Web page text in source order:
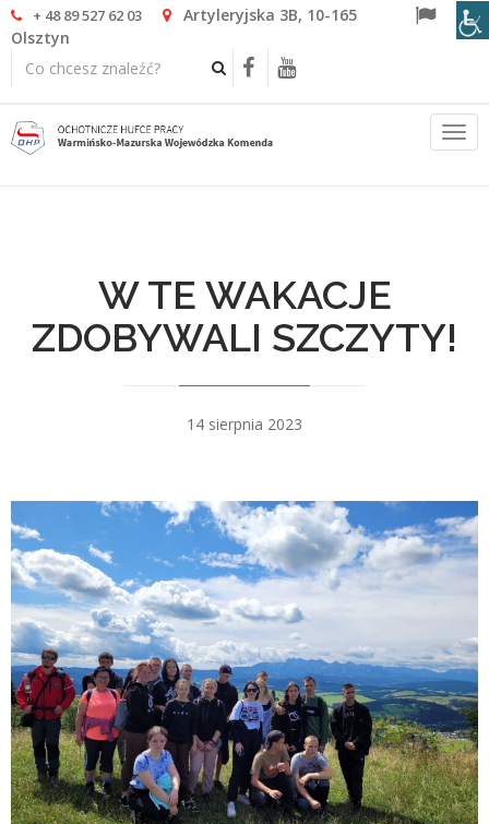
+ 48 89 527 62 03
Artyleryjska 3B, 10-165
Olsztyn
W TE WAKACJE
ZDOBYWALI SZCZYTY!
14 sierpnia 2023